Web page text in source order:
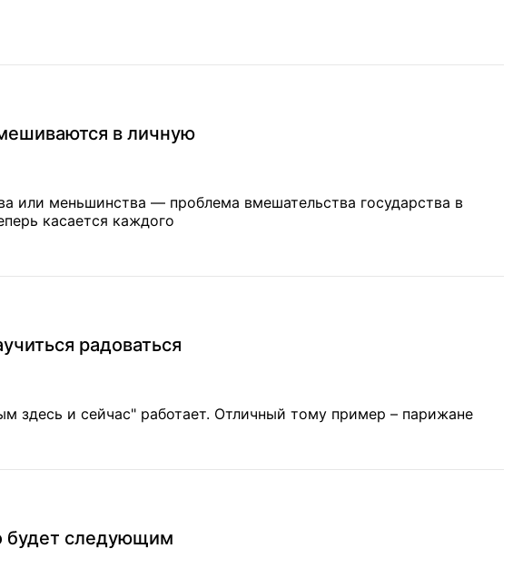
в личную
вмешательства государства в
касается каждого
радоваться
здесь и сейчас" работает. Отличный тому пример – парижане
будет следующим